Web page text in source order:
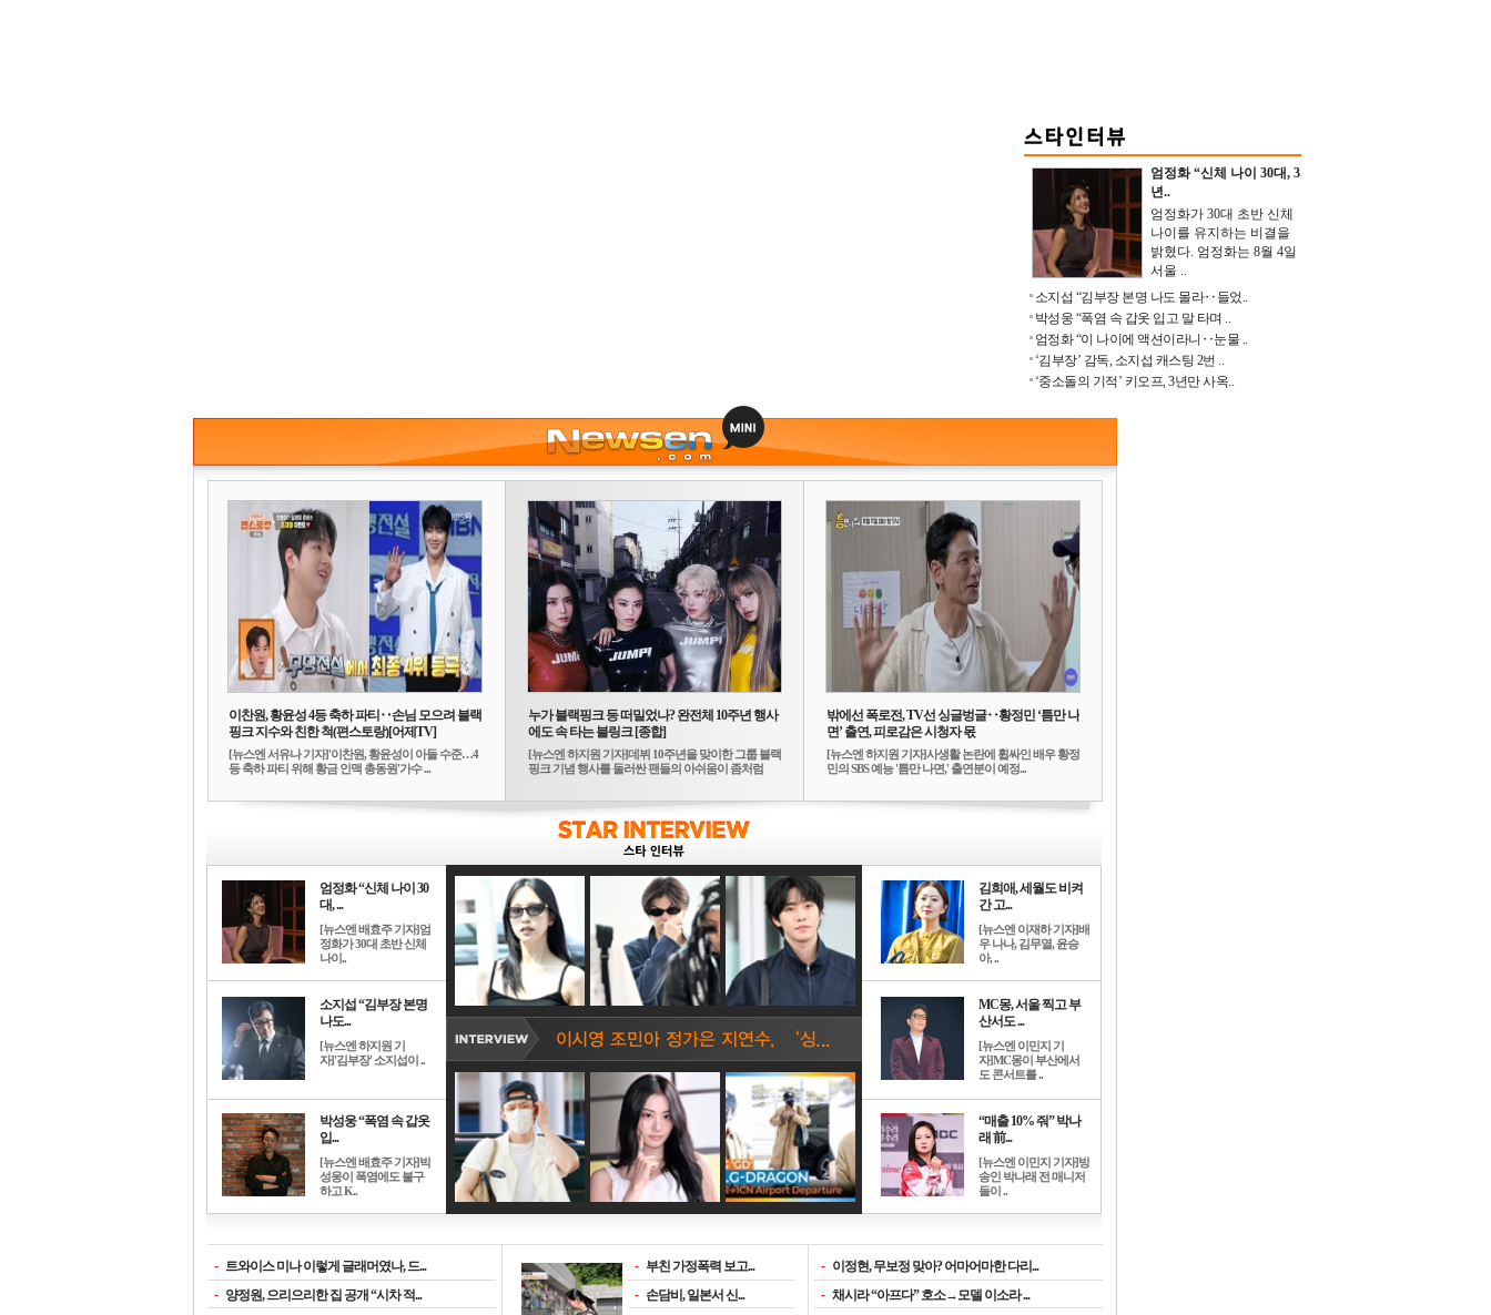
엄정화 “신체 나이 30대, 3
년..
엄정화가 30대 초반 신체
나이를 유지하는 비결을
밝혔다. 엄정화는 8월 4일
서울 ..
소지섭 “김부장 본명 나도 몰라‥들었..
박성웅 “폭염 속 갑옷 입고 말 타며 ..
엄정화 “이 나이에 액션이라니‥눈물 ..
‘김부장’ 감독, 소지섭 캐스팅 2번 ..
‘중소돌의 기적’ 키오프, 3년만 사옥..
이찬원, 황윤성 4등 축하 파티‥손님 모으려 블랙
핑크 지수와 친한 척(편스토랑)[어제TV]
[뉴스엔 서유나 기자]'이찬원, 황윤성이 아들 수준…4
등 축하 파티 위해 황금 인맥 총동원'가수 ...
누가 블랙핑크 등 떠밀었나? 완전체 10주년 행사
에도 속 타는 블링크 [종합]
[뉴스엔 하지원 기자]데뷔 10주년을 맞이한 그룹 블랙
핑크 기념 행사를 둘러싼 팬들의 아쉬움이 좀처럼
밖에선 폭로전, TV선 싱글벙글‥황정민 ‘틈만 나
면’ 출연, 피로감은 시청자 몫
[뉴스엔 하지원 기자]사생활 논란에 휩싸인 배우 황정
민의 SBS 예능 '틈만 나면,' 출연분이 예정...
엄정화 “신체 나이 30
대, ...
[뉴스엔 배효주 기자]엄
정화가 30대 초반 신체
나이..
소지섭 “김부장 본명
나도...
[뉴스엔 하지원 기
자]'김부장' 소지섭이 ..
박성웅 “폭염 속 갑옷
입...
[뉴스엔 배효주 기자]박
성웅이 폭염에도 불구
하고 K..
김희애, 세월도 비켜
간 고...
[뉴스엔 이재하 기자]배
우 나나, 김무열, 윤승
아, ..
MC몽, 서울 찍고 부
산서도 ...
[뉴스엔 이민지 기
자]MC몽이 부산에서
도 콘서트를 ..
“매출 10% 줘” 박나
래 前...
[뉴스엔 이민지 기자]방
송인 박나래 전 매니저
들이 ..
- 트와이스 미나 이렇게 글래머였나, 드...
- 양정원, 으리으리한 집 공개 “시차 적...
- 부친 가정폭력 보고...
- 손담비, 일본서 신...
- 이정현, 무보정 맞아? 어마어마한 다리...
- 채시라 “아프다” 호소→모델 이소라 ...